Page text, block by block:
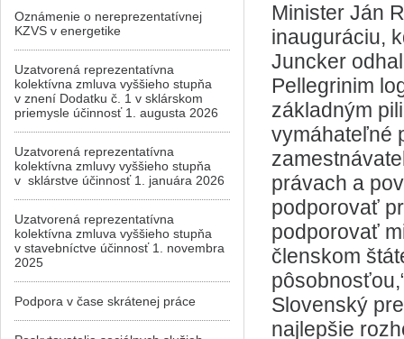
Minister Ján
inauguráciu,
Juncker
Pellegrinim
základným
vymáhateľné
právach a
podporovať
podporovať
členskom
Slovenský
najlepšie
Oznámenie o nereprezentatívnej
KZVS v energetike
Uzatvorená reprezentatívna
kolektívna zmluva vyššieho stupňa
v znení Dodatku č. 1 v sklárskom
priemysle účinnosť 1. augusta 2026
Uzatvorená reprezentatívna
kolektívna zmluvy vyššieho stupňa
v sklárstve účinnosť 1. januára 2026
Uzatvorená reprezentatívna
kolektívna zmluva vyššieho stupňa
v stavebníctve účinnosť 1. novembra
2025
Podpora v čase skrátenej práce